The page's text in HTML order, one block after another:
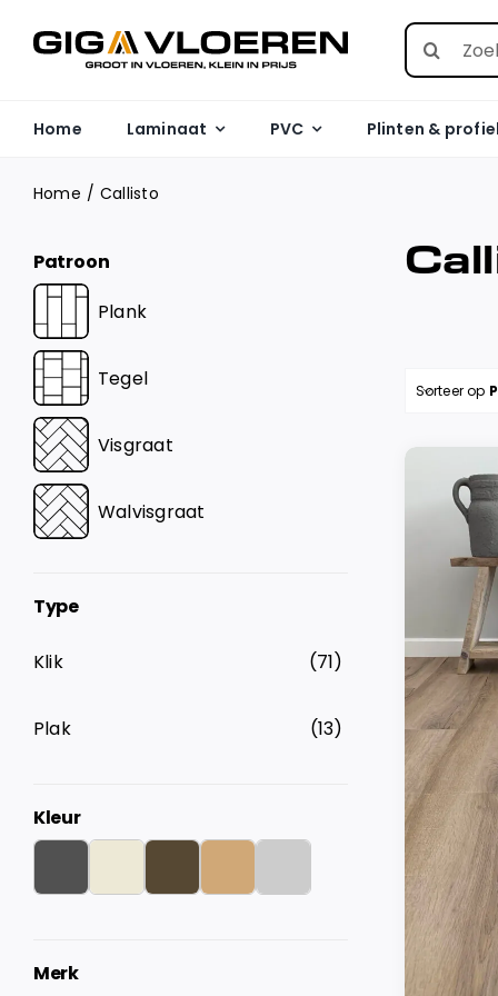
Search
for:
Home Laminaat PVC Plinten &
Home Callisto
Patroon
Plank
Tegel
Visgraat
Walvisgraat
Type
Klik (71)
Plak (13)
Kleur
Merk
Sorteer op